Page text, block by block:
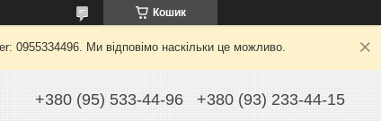
Кошик
0955334496. Ми відповімо наскільки це можливо.
+380 (95) 533-44-96 +380 (93) 233-44-15